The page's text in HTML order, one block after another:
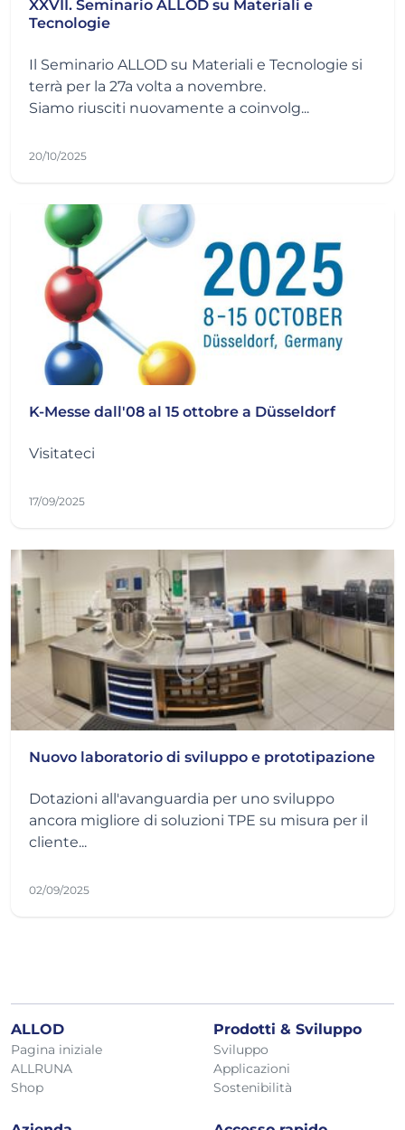
XXVII. Seminario ALLOD su Materiali e
Tecnologie
Il Seminario ALLOD su Materiali e Tecnologie si
terrà per la 27a volta a novembre.
Siamo riusciti nuovamente a coinvolg...
20/10/2025
K-Messe dall'08 al 15 ottobre a Düsseldorf
Visitateci
17/09/2025
Nuovo laboratorio di sviluppo e prototipazione
Dotazioni all'avanguardia per uno sviluppo
ancora migliore di soluzioni TPE su misura per il
cliente...
02/09/2025
ALLOD
Pagina iniziale
ALLRUNA
Shop
Prodotti & Sviluppo
Sviluppo
Applicazioni
Sostenibilità